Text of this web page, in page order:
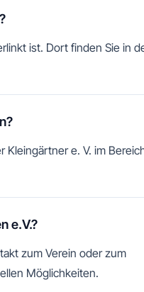
ist. Dort finden Sie in
Kleingärtner e. V. im
e.V.?
zum Verein oder zum
Möglichkeiten.